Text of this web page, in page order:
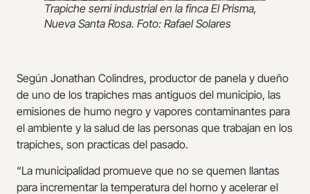
Trapiche semi industrial en la finca El Prisma,
Nueva Santa Rosa. Foto: Rafael Solares
Según Jonathan Colindres, productor de panela y dueño
de uno de los trapiches mas antiguos del municipio, las
emisiones de humo negro y vapores contaminantes para
el ambiente y la salud de las personas que trabajan en los
trapiches, son practicas del pasado.
“La municipalidad promueve que no se quemen llantas
para incrementar la temperatura del horno y acelerar el